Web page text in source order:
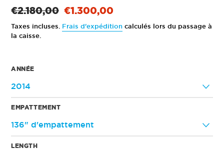
Prix
normal
€2.180,00 Prix
réduit
€1.300,00
Taxes incluses. Frais d'expédition calculés lors du passage à
la caisse.
ANNÉE
EMPATTEMENT
LENGTH